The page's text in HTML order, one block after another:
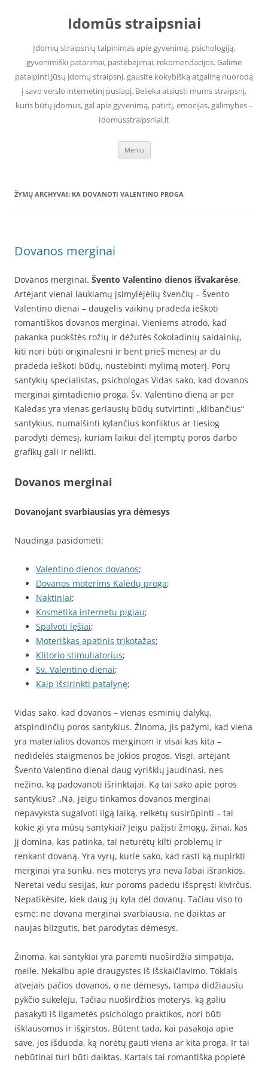
Idomūs straipsniai
Įdomių straipsnių talpinimas apie gyvenimą, psichologiją,
gyvenimiški patarimai, pastebėjimai, rekomendacijos. Galime
patalpinti Jūsų įdomų straipsnį, gausite kokybišką atgalinę nuorodą
į savo verslo internetinį puslapį. Belieka atsiųsti mums straipsnį,
kuris būtų įdomus, gal apie gyvenimą, patirtį, emocijas, galimybes –
Idomusstraipsniai.lt
Meniu
ŽYMŲ ARCHYVAI: KA DOVANOTI VALENTINO PROGA
Dovanos merginai
Dovanos merginai. Švento Valentino dienos išvakarėse.
Artėjant vienai laukiamų įsimylėjėlių švenčių – Švento
Valentino dienai – daugelis vaikinų pradeda ieškoti
romantiškos dovanos merginai. Vieniems atrodo, kad
pakanka puokštės rožių ir dėžutės šokoladinių saldainių,
kiti nori būti originalesni ir bent prieš mėnesį ar du
pradeda ieškoti būdų, nustebinti mylimą moterį. Porų
santykių specialistas, psichologas Vidas sako, kad dovanos
merginai gimtadienio proga, Šv. Valentino dieną ar per
Kalėdas yra vienas geriausių būdų sutvirtinti „klibančius“
santykius, numalšinti kylančius konfliktus ar tiesiog
parodyti dėmesį, kuriam laikui dėl įtemptų poros darbo
grafikų gali ir nelikti.
Dovanos merginai
Dovanojant svarbiausias yra dėmesys
Naudinga pasidomėti:
Valentino dienos dovanos;
Dovanos moterims Kalėdų proga;
Naktiniai;
Kosmetika internetu pigiau;
Spalvoti lęšiai;
Moteriškas apatinis trikotažas;
Klitorio stimuliatorius;
Sv. Valentino dienai;
Kaip išsirinkti patalynę;
Vidas sako, kad dovanos – vienas esminių dalykų,
atspindinčių poros santykius. Žinoma, jis pažymi, kad viena
yra materialios dovanos merginom ir visai kas kita –
nedidelės staigmenos be jokios progos. Visgi, artėjant
Švento Valentino dienai daug vyriškių jaudinasi, nes
nežino, ką padovanoti išrinktajai. Ką tai sako apie poros
santykius? „Na, jeigu tinkamos dovanos merginai
nepavyksta sugalvoti ilgą laiką, reikėtų susirūpinti – tai
kokie gi yra mūsų santykiai? Jeigu pažįsti žmogų, žinai, kas
jį domina, kas patinka, tai neturėtų kilti problemų ir
renkant dovaną. Yra vyrų, kurie sako, kad rasti ką nupirkti
merginai yra sunku, nes moterys yra neva labai išrankios.
Neretai vedu sesijas, kur poroms padedu išspręsti kivirčus.
Nepatikėsite, kiek daug jų kyla dėl dovanų. Tačiau viso to
esmė: ne dovana merginai svarbiausia, ne daiktas ar
naujas blizgutis, bet parodytas dėmesys.
Žinoma, kai santykiai yra paremti nuoširdžia simpatija,
meile. Nekalbu apie draugystes iš išskaičiavimo. Tokiais
atvejais pačios dovanos, o ne dėmesys, tampa didžiausiu
pykčio sukelėju. Tačiau nuoširdžios moterys, ką galiu
pasakyti iš ilgametės psichologo praktikos, nori būti
išklausomos ir išgirstos. Būtent tada, kai pasakoja apie
save, jos išduoda, ką norėtų gauti viena ar kita proga. Ir tai
nebūtinai turi būti daiktas. Kartais tai romantiška popietė